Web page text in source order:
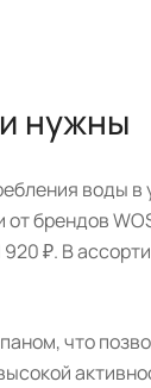
нужны
воды в
брендов
₽. В
что